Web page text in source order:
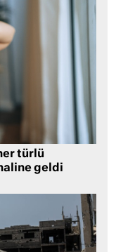
türlü
geldi